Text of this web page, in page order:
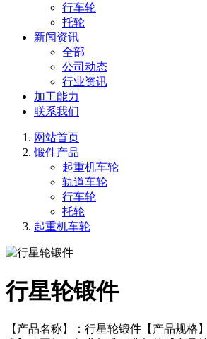
行车轮
托轮
新闻资讯
全部
公司动态
行业资讯
加工能力
联系我们
网站首页
锻件产品
起重机车轮
轨道车轮
行车轮
托轮
起重机车轮
行星轮锻件
【产品名称】：行星轮锻件【产品规格